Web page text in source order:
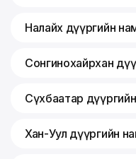
Налайх дүүргийн
Сонгинохайрхан
Сүхбаатар
Хан-Уул дүүргийн